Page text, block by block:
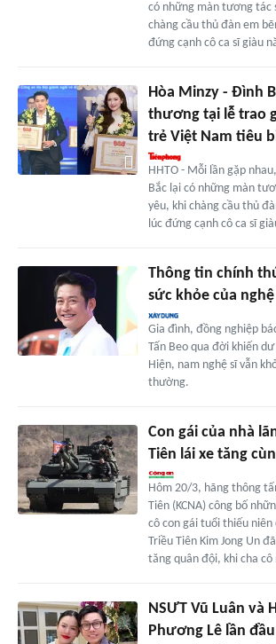
có những màn tương tác
chàng cầu thủ đàn em
đứng cạnh cô ca sĩ giàu
Hòa Minzy - Đình
thương tại lễ trao
trẻ Việt Nam tiêu
HHTO - Mỗi lần gặp
Bắc lại có những màn
yêu, khi chàng cầu thủ
lúc đứng cạnh cô ca sĩ
Thông tin chính
sức khỏe của nghệ
Gia đình, đồng nghiệp
Tấn Beo qua đời khiến
Hiện, nam nghệ sĩ vẫn
thường.
Con gái của nhà
Tiên lái xe tăng
Hôm 20/3, hãng thông
Tiên (KCNA) công bố
cô con gái tuổi thiếu niên
Triều Tiên Kim Jong Un
tăng quân đội, khi cha cô
NSƯT Vũ Luân và
Phương Lê lần